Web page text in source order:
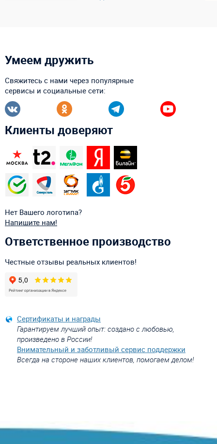
Умеем дружить
Свяжитесь с нами через популярные
сервисы и социальные сети:
Клиенты доверяют
Нет Вашего логотипа?
Напишите нам!
Ответственное производство
Честные отзывы реальных клиентов!
Сертификаты и награды
Гарантируем лучший опыт: создано с любовью,
произведено в России!
Внимательный и заботливый сервис поддержки
Всегда на стороне наших клиентов, помогаем делом!